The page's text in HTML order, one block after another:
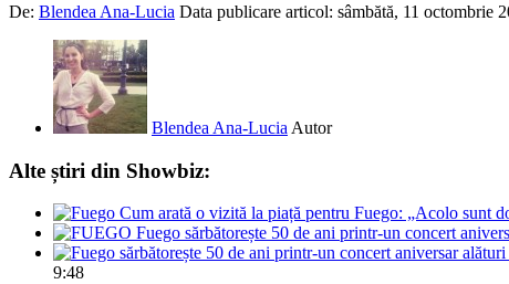
De: Blendea Ana-Lucia Data publicare articol: sâmbătă, 11 octombrie
Blendea Ana-Lucia Autor
Alte știri din Showbiz:
Cum arată o vizită la piață pentru Fuego: „Acolo sunt
Fuego sărbătorește 50 de ani printr-un concert
9:48